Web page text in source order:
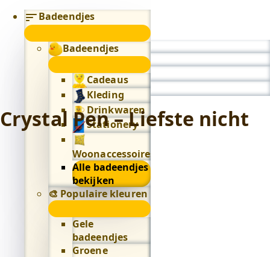
Badeendjes
Badeendjes
Cadeaus
Kleding
Drinkwaren
Stationery
Woonaccessoires
Alle badeendjes
bekijken
🎨 Populaire kleuren
Populaire
kleuren
submenu
Gele
badeendjes
Groene
Crystal Pen – Liefste nicht